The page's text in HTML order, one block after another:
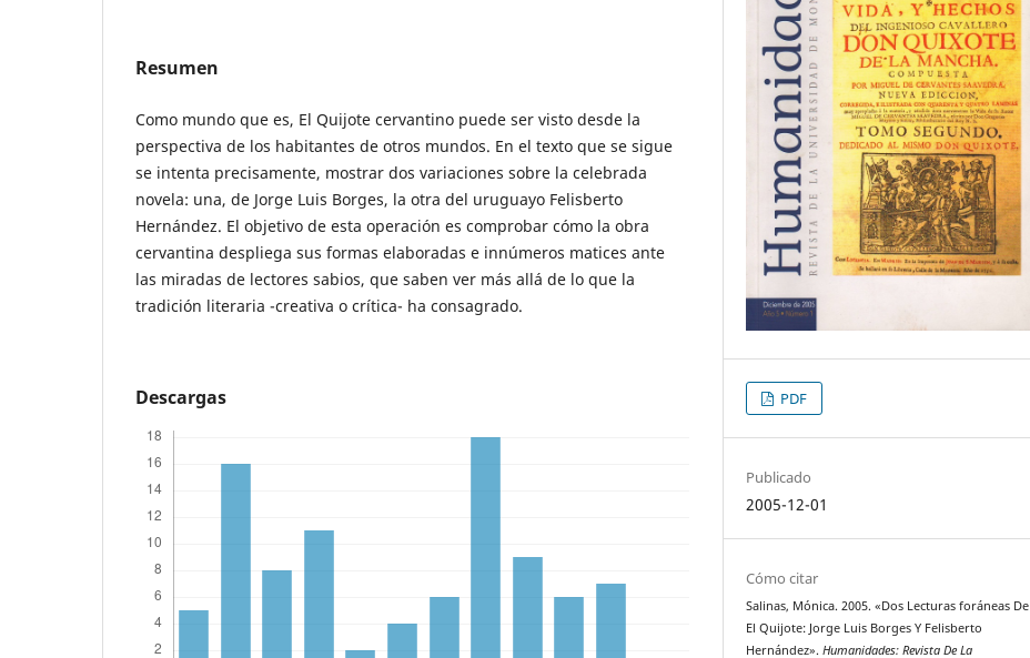
Resumen
Como mundo que es, El Quijote cervantino puede ser visto desde la
perspectiva de los habitantes de otros mundos. En el texto que se sigue
se intenta precisamente, mostrar dos variaciones sobre la celebrada
novela: una, de Jorge Luis Borges, la otra del uruguayo Felisberto
Hernández. El objetivo de esta operación es comprobar cómo la obra
cervantina despliega sus formas elaboradas e innúmeros matices ante
las miradas de lectores sabios, que saben ver más allá de lo que la
tradición literaria -creativa o crítica- ha consagrado.
Descargas PDF
Publicado
2005-12-01
Cómo citar
Salinas, Mónica. 2005. «Dos Lecturas foráneas De
El Quijote: Jorge Luis Borges Y Felisberto
Hernández».Humanidades: Revista De La